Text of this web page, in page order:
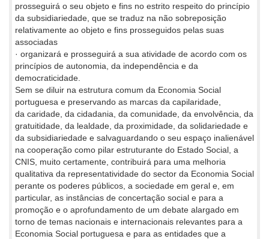
prosseguirá o seu objeto e fins no estrito respeito do princípio
da subsidiariedade, que se traduz na não sobreposição
relativamente ao objeto e fins prosseguidos pelas suas
associadas
· organizará e prosseguirá a sua atividade de acordo com os
princípios de autonomia, da independência e da
democraticidade.
Sem se diluir na estrutura comum da Economia Social
portuguesa e preservando as marcas da capilaridade,
da caridade, da cidadania, da comunidade, da envolvência, da
gratuitidade, da lealdade, da proximidade, da solidariedade e
da subsidiariedade e salvaguardando o seu espaço inalienável
na cooperação como pilar estruturante do Estado Social, a
CNIS, muito certamente, contribuirá para uma melhoria
qualitativa da representatividade do sector da Economia Social
perante os poderes públicos, a sociedade em geral e, em
particular, as instâncias de concertação social e para a
promoção e o aprofundamento de um debate alargado em
torno de temas nacionais e internacionais relevantes para a
Economia Social portuguesa e para as entidades que a